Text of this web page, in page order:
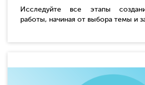
Исследуйте все этапы
работы, начиная от выбора темы и